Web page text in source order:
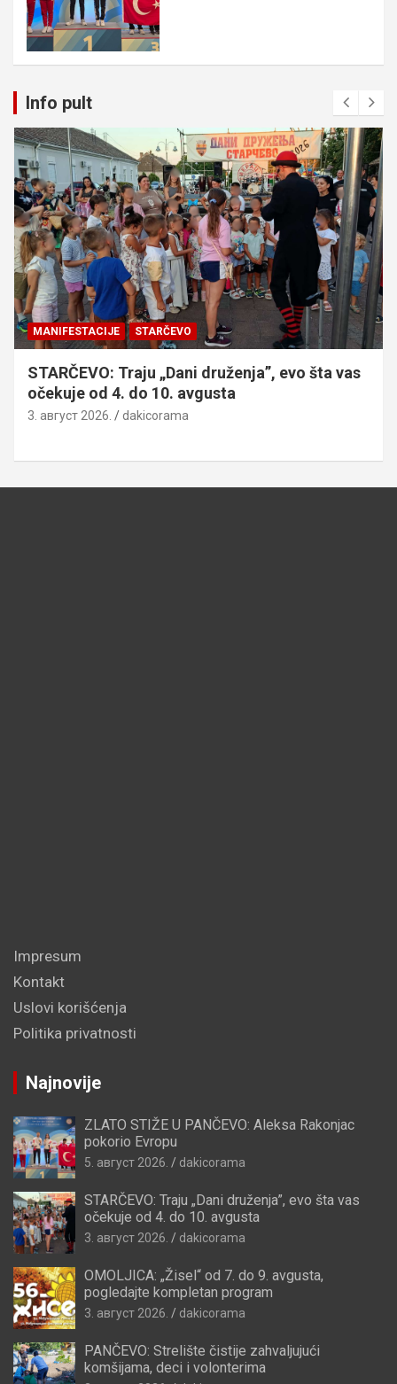
Info pult
MANIFESTACIJE STARČEVO
STARČEVO: Traju „Dani druženja”, evo šta vas
očekuje od 4. do 10. avgusta
3. август 2026. dakicorama
Impresum
Kontakt
Uslovi korišćenja
Politika privatnosti
Najnovije
ZLATO STIŽE U PANČEVO: Aleksa Rakonjac
pokorio Evropu
5. август 2026. dakicorama
STARČEVO: Traju „Dani druženja”, evo šta vas
očekuje od 4. do 10. avgusta
3. август 2026. dakicorama
OMOLJICA: „Žisel“ od 7. do 9. avgusta,
pogledajte kompletan program
3. август 2026. dakicorama
PANČEVO: Strelište čistije zahvaljujući
komšijama, deci i volonterima